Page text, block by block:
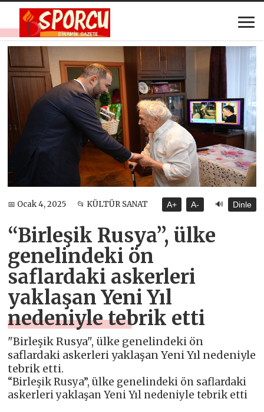
📅 Ocak 4, 2025 📂 KÜLTÜR SANAT A+ A- 🔊 Dinle
“Birleşik Rusya”, ülke
genelindeki ön
saflardaki askerleri
yaklaşan Yeni Yıl
nedeniyle tebrik etti
"Birleşik Rusya", ülke genelindeki ön
saflardaki askerleri yaklaşan Yeni Yıl nedeniyle
tebrik etti.
“Birleşik Rusya”, ülke genelindeki ön saflardaki
askerleri yaklaşan Yeni Yıl nedeniyle tebrik etti